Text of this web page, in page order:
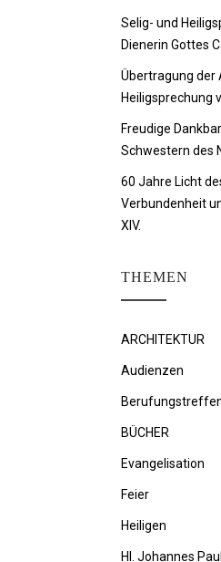
Selig- und
Dienerin Gottes
Übertragung der
Heiligsprechung
Freudige
Schwestern des
60 Jahre Licht
Verbundenheit
XIV.
THEMEN
ARCHITEKTUR
Audienzen
BÜCHER
Evangelisation
Feier
Heiligen
Hl. Johannes Paul